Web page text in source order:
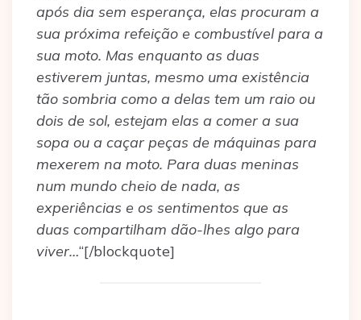
após dia sem esperança, elas procuram a
sua próxima refeição e combustível para a
sua moto. Mas enquanto as duas
estiverem juntas, mesmo uma existência
tão sombria como a delas tem um raio ou
dois de sol, estejam elas a comer a sua
sopa ou a caçar peças de máquinas para
mexerem na moto. Para duas meninas
num mundo cheio de nada, as
experiências e os sentimentos que as
duas compartilham dão-lhes algo para
viver…“[/blockquote]